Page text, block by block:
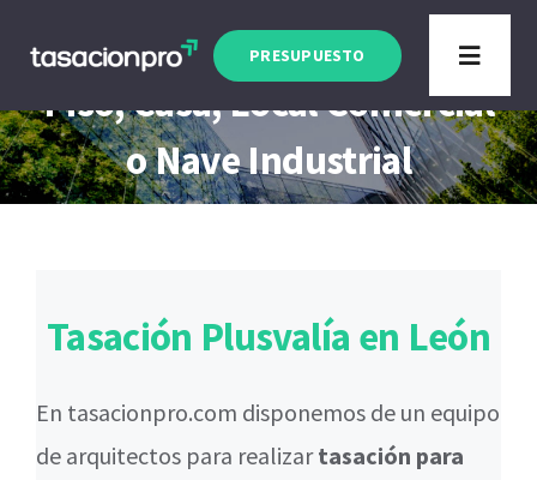
Toggle
Tipo de Inmueble
Finalidad
PRESUPUESTO
Tasación Plusvalía León
Piso, Casa, Local Comercial
o Nave Industrial
Tasación Plusvalía en León
En tasacionpro.com disponemos de un equipo
de arquitectos para realizartasación para